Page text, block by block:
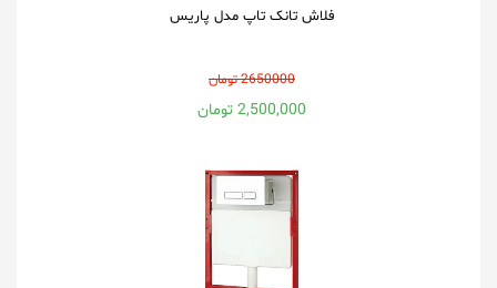
فلاش تانک تاپ مدل پاریس
2650000 تومان
2,500,000 تومان